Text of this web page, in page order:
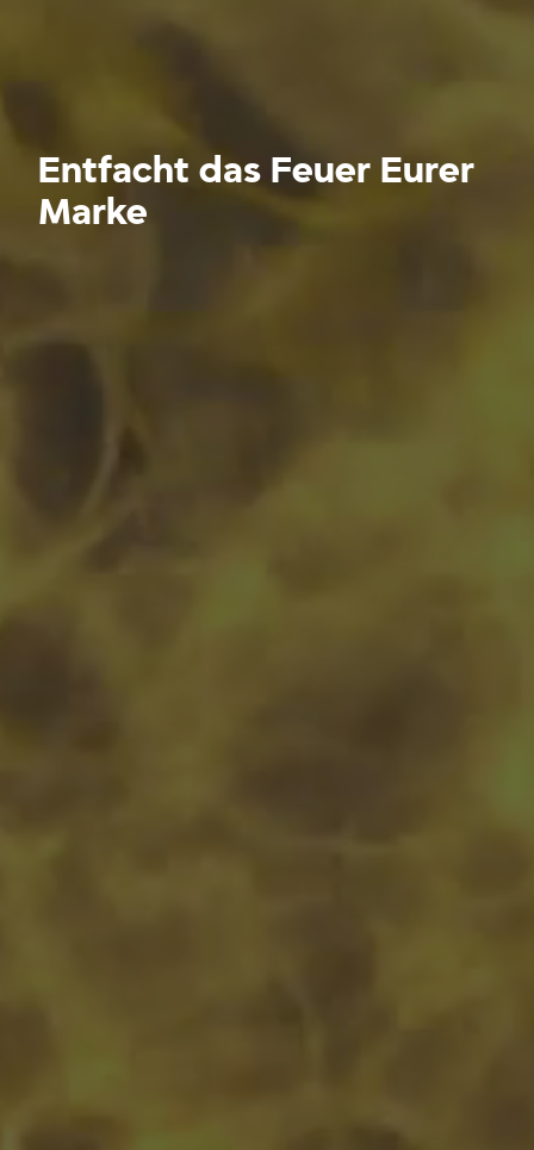
Entfacht das Feuer Eurer
Marke